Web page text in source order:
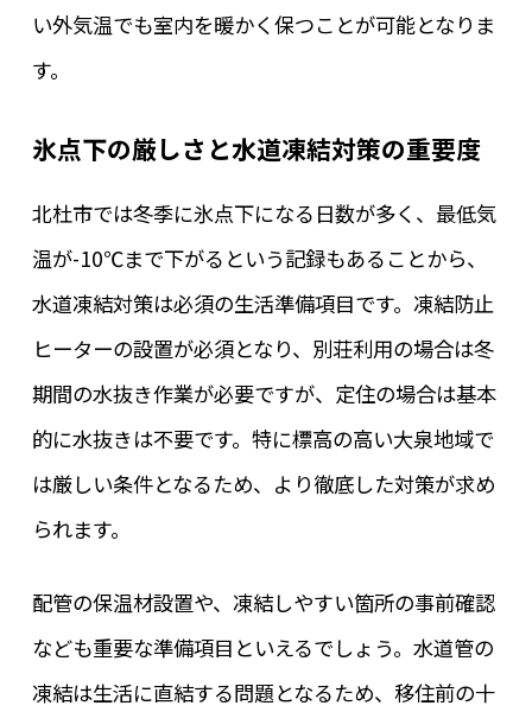
い外気温でも室内を暖かく保つことが可能となりま
す。
氷点下の厳しさと水道凍結対策の重要度
北杜市では冬季に氷点下になる日数が多く、最低気
温が-10℃まで下がるという記録もあることから、
水道凍結対策は必須の生活準備項目です。凍結防止
ヒーターの設置が必須となり、別荘利用の場合は冬
期間の水抜き作業が必要ですが、定住の場合は基本
的に水抜きは不要です。特に標高の高い大泉地域で
は厳しい条件となるため、より徹底した対策が求め
られます。
配管の保温材設置や、凍結しやすい箇所の事前確認
なども重要な準備項目といえるでしょう。水道管の
凍結は生活に直結する問題となるため、移住前の十